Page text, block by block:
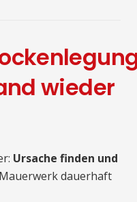
wieder
Ursache finden und
dauerhaft